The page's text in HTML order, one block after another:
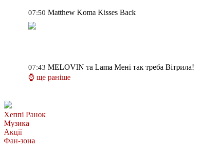
07:50 Matthew Koma Kisses Back
07:43 MELOVIN та Lama Мені так треба Вітрила!
⌚ ще раніше
Хеппі Ранок
Музика
Акції
Фан-зона